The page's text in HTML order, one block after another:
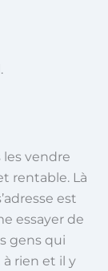
les vendre
rentable. Là
est
essayer de
gens qui
à rien et il y